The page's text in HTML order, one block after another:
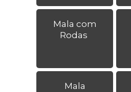
Mala com
Rodas
Mala